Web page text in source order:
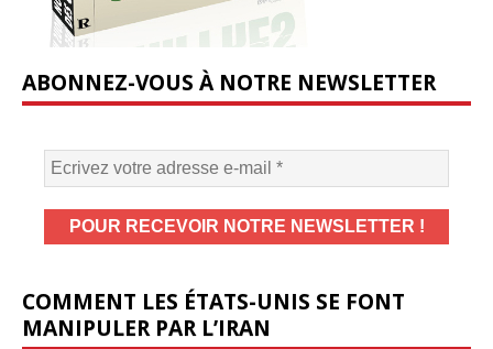
ABONNEZ-VOUS À NOTRE NEWSLETTER
COMMENT LES ÉTATS-UNIS SE FONT
MANIPULER PAR L’IRAN